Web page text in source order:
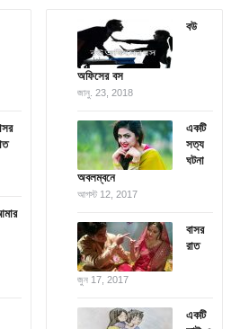
বউ
অফিসের বস
জানু. 23, 2018
একটি
সত্য
ঘটনা
অবলম্বনে
আগস্ট 12, 2017
বাসর
রাত
জুন 17, 2017
একটি